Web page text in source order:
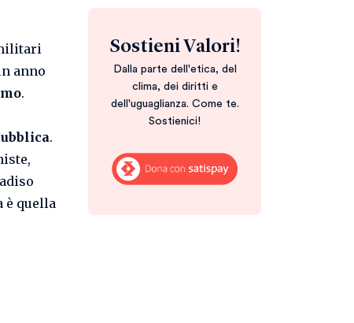
anno
.
.
è quella
Sostieni Valori!
Dalla parte dell'etica, del
clima, dei diritti e
dell'uguaglianza. Come te.
Sostienici!